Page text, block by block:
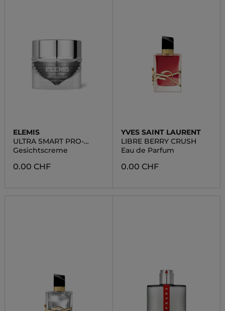
ELEMIS
ULTRA SMART PRO-
COLLAGEN ENVIRO-
ADAPT DAY CREAM
Gesichtscreme
0.00 CHF
YVES SAINT LAURENT
LIBRE BERRY CRUSH
Eau de Parfum
0.00 CHF